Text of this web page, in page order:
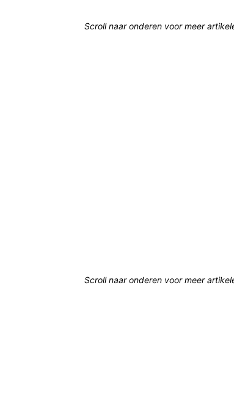
Scroll naar onderen voor meer
Scroll naar onderen voor meer